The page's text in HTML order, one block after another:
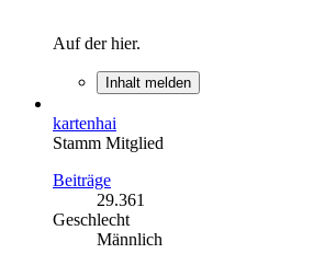
Auf der hier.
Inhalt melden
kartenhai
Stamm Mitglied
Beiträge
29.361
Geschlecht
Männlich